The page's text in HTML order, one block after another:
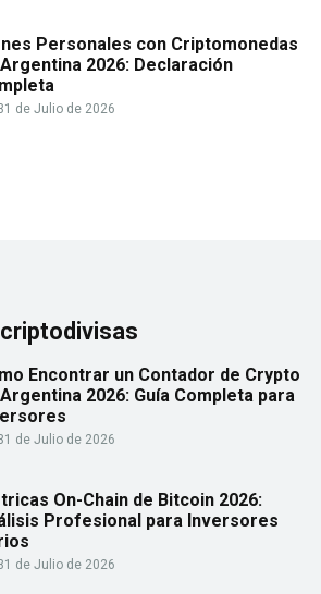
Personales con Criptomonedas
2026: Declaración
de Julio de 2026
Encontrar un Contador de Crypto
2026: Guía Completa para
de Julio de 2026
On-Chain de Bitcoin 2026:
Profesional para Inversores
de Julio de 2026